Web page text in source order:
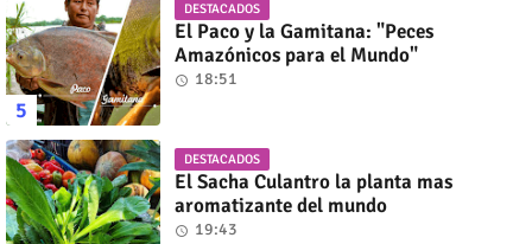
DESTACADOS
El Paco y la Gamitana: "Peces
Amazónicos para el Mundo"
18:51
DESTACADOS
El Sacha Culantro la planta mas
aromatizante del mundo
19:43